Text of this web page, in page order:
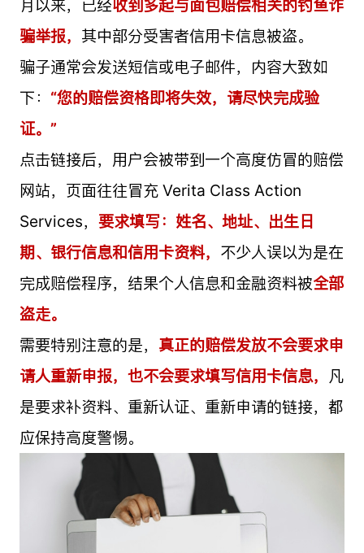
月以来，已经收到多起与面包赔偿相关的钓鱼诈
骗举报， 其中部分受害者信用卡信息被盗。
骗子通常会发送短信或电子邮件，内容大致如
下： “您的赔偿资格即将失效，请尽快完成验
证。”
点击链接后，用户会被带到一个高度仿冒的赔偿
网站，页面往往冒充 Verita Class Action
Services， 要求填写：姓名、地址、出生日
期、银行信息和信用卡资料， 不少人误以为是在
完成赔偿程序，结果个人信息和金融资料被全部
盗走。
需要特别注意的是， 真正的赔偿发放不会要求申
请人重新申报，也不会要求填写信用卡信息， 凡
是要求补资料、重新认证、重新申请的链接，都
应保持高度警惕。